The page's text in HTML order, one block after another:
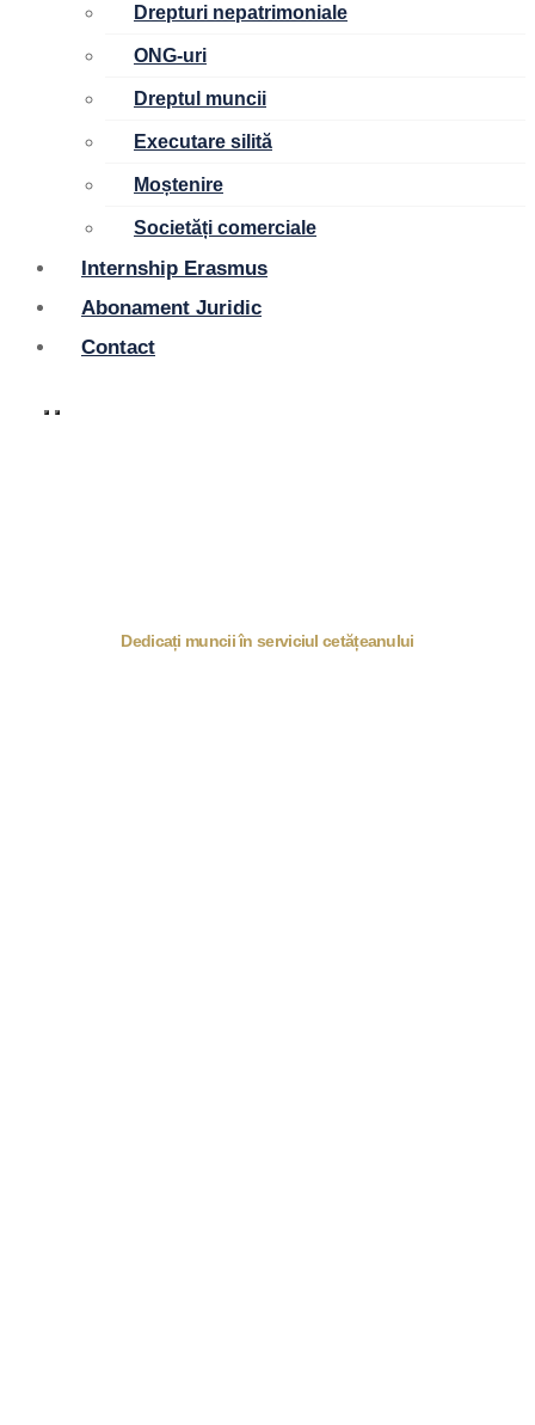
Drepturi nepatrimoniale
ONG-uri
Dreptul muncii
Executare silită
Moștenire
Societăți comerciale
Internship Erasmus
Abonament Juridic
Contact
Dedicați muncii în serviciul cetățeanului